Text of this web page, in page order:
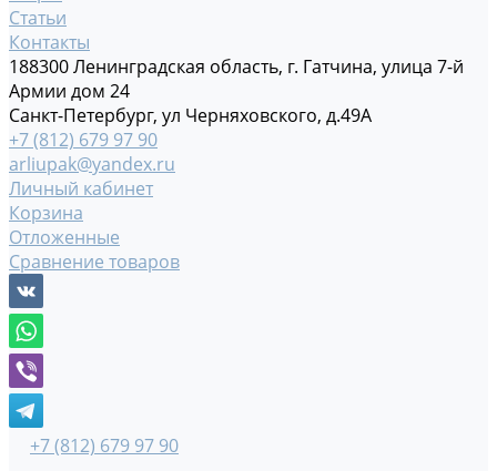
Статьи
Контакты
188300 Ленинградская область, г. Гатчина, улица 7-й
Армии дом 24
Санкт-Петербург, ул Черняховского, д.49А
+7 (812) 679 97 90
arliupak@yandex.ru
Личный кабинет
Корзина
Отложенные
Сравнение товаров
+7 (812) 679 97 90